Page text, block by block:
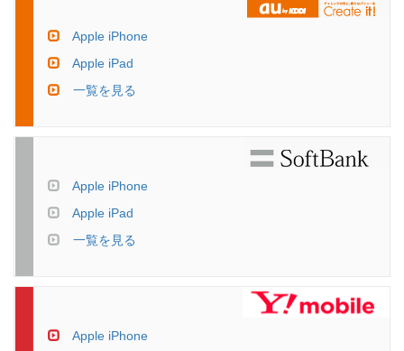
Apple iPhone
Apple iPad
一覧を見る
Apple iPhone
Apple iPad
一覧を見る
Apple iPhone